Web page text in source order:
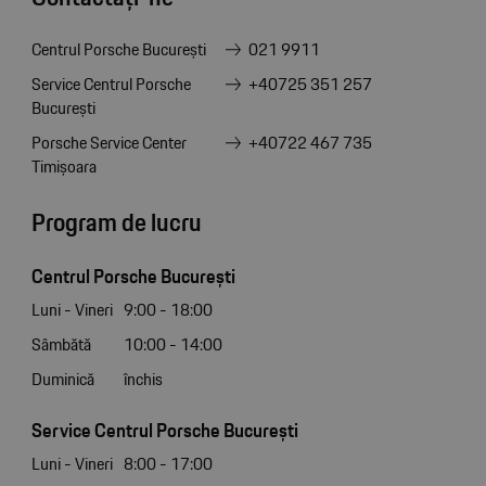
Centrul Porsche București
021 9911
Service Centrul Porsche
București
+40725 351 257
Porsche Service Center
Timișoara
+40722 467 735
Program de lucru
Centrul Porsche București
Luni - Vineri 9:00 - 18:00
Sâmbătă
10:00 - 14:00
Duminică
închis
Service Centrul Porsche București
Luni - Vineri 8:00 - 17:00